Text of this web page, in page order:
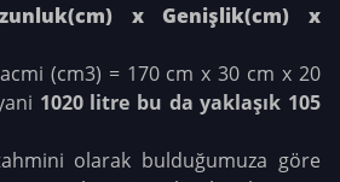
x Genişlik(cm) x
(cm3) = 170 cm x 30 cm x 20
1020 litre bu da yaklaşık 105
olarak bulduğumuza göre